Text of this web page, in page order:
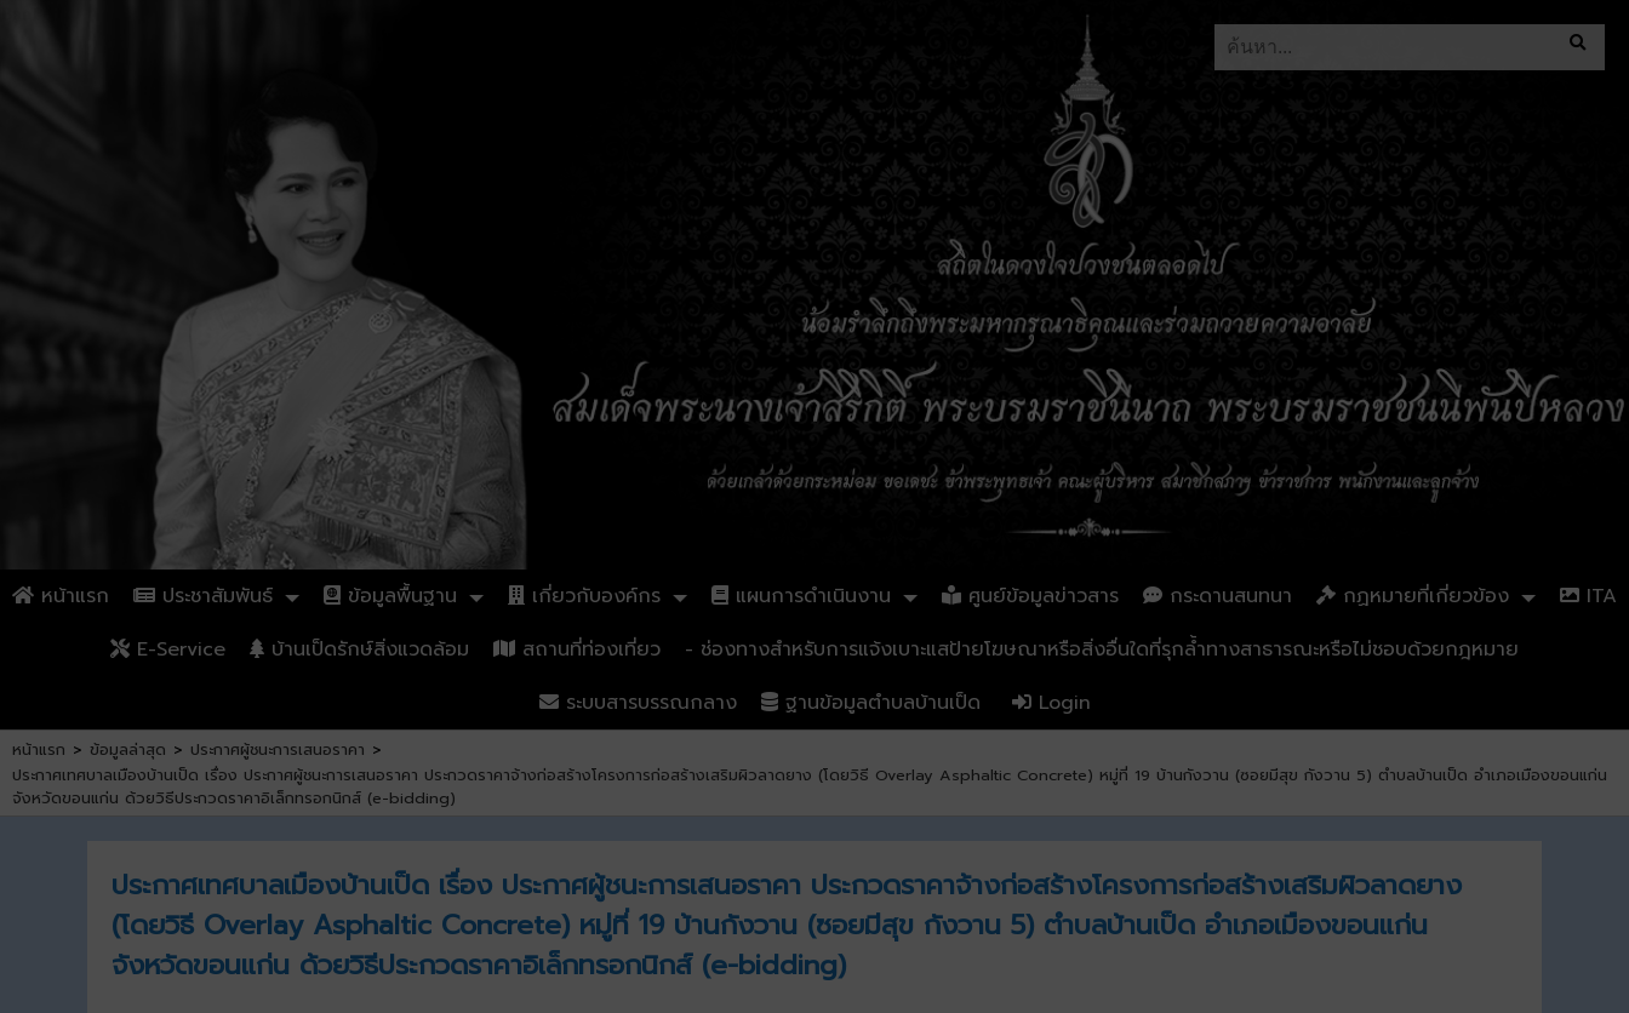
หน้าแรก ประชาสัมพันธ์ ข้อมูลพื้นฐาน เกี่ยวกับองค์กร แผนการดำเนินงาน ศูนย์ข้อมูลข่าวสาร กระดานสนทนา กฏหมายที่เกี่ยวข้อง
ITA
E-Service
บ้านเป็ดรักษ์สิ่งแวดล้อม สถานที่ท่องเที่ยว
- ช่องทางสำหรับการแจ้งเบาะแสป้ายโฆษณาหรือสิ่งอื่นใดที่รุกล้ำทางสาธารณะหรือไม่ชอบด้วยกฎหมาย
ระบบสารบรรณกลาง
ฐานข้อมูลตำบลบ้านเป็ด Login
หน้าแรก > ข้อมูลล่าสุด > ประกาศผู้ชนะการเสนอราคา >
ประกาศเทศบาลเมืองบ้านเป็ด เรื่อง ประกาศผู้ชนะการเสนอราคา ประกวดราคาจ้างก่อสร้างโครงการก่อสร้างเสริมผิวลาดยาง (โดยวิธี Overlay Asphaltic Concrete) หมู่ที่ 19 บ้านกังวาน (ซอยมีสุข กังวาน 5) ตำบลบ้านเป็ด อำเภอเมืองขอนแก่น
จังหวัดขอนแก่น ด้วยวิธีประกวดราคาอิเล็กทรอกนิกส์ (e-bidding)
ประกาศเทศบาลเมืองบ้านเป็ด เรื่อง ประกาศผู้ชนะการเสนอราคา ประกวดราคาจ้างก่อสร้างโครงการก่อสร้างเสริมผิวลาดยาง
(โดยวิธี Overlay Asphaltic Concrete) หมู่ที่ 19 บ้านกังวาน (ซอยมีสุข กังวาน 5) ตำบลบ้านเป็ด อำเภอเมืองขอนแก่น
จังหวัดขอนแก่น ด้วยวิธีประกวดราคาอิเล็กทรอกนิกส์ (e-bidding)